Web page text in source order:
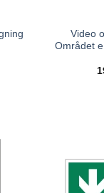
Video
Området